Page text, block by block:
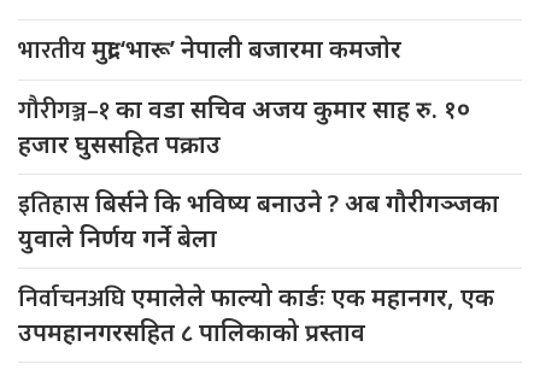
भारतीयमुद्रा ‘भारू’ नेपाली बजारमा कमजाेर
गौरीगञ्ज–१का वडा सचिव अजय कुमार साह रु. १०
हजार घुससहित पक्राउ
इतिहासबिर्सने कि भविष्य बनाउने ? अब गौरीगञ्जका
युवाले निर्णय गर्ने बेला
निर्वाचनअघिएमालेले फाल्यो कार्डः एक महानगर, एक
उपमहानगरसहित ८ पालिकाको प्रस्ताव